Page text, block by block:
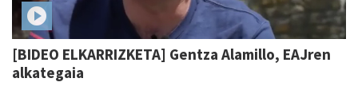
[BIDEO ELKARRIZKETA] Gentza Alamillo, EAJren
alkategaia